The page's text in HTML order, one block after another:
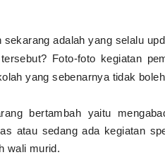
adalah yang selalu
Foto-foto kegiatan
yang sebenarnya tidak
bertambah yaitu
atau sedang ada kegiatan
wali murid.